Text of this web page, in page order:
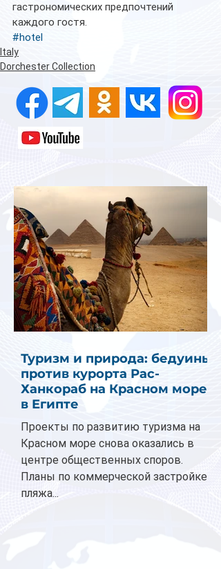
гастрономических предпочтений
каждого гостя.
#hotel
Italy
Dorchester Collection
Туризм и природа: бедуины
против курорта Рас-
Ханкораб на Красном море
в Египте
Проекты по развитию туризма на
Красном море снова оказались в
центре общественных споров.
Планы по коммерческой застройке
пляжа...